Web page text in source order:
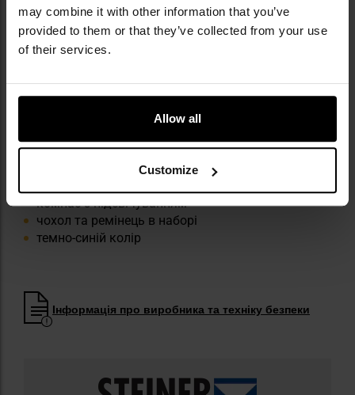
may combine it with other information that you’ve
provided to them or that they’ve collected from your use
of their services.
Allow all
Customize
збільшення 7x
діаметр об'єктива 50 мм
робоча температура від -20 до +70 градусів С
водонепроникність до 5 метрів
компас з підсвічуванням
чохол та ремінець в наборі
темно-синій колір
Інформація про виробника та техніку безпеки